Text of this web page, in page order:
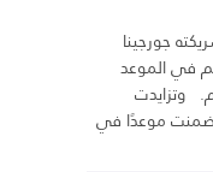
جورجينا
في الموعد
وتزايدت
موعدًا في